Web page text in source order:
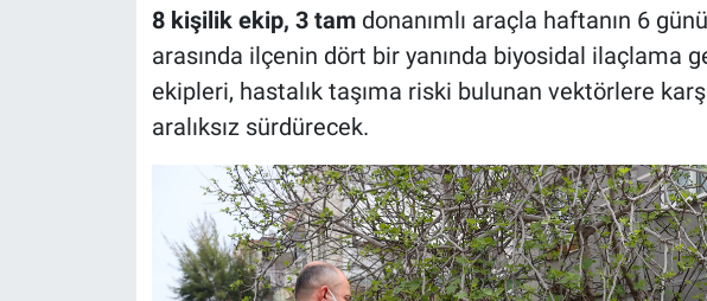
8 kişilik ekip, 3 tam donanımlı araçla haftanın 6
arasında ilçenin dört bir yanında biyosidal ilaçlama
ekipleri, hastalık taşıma riski bulunan vektörlere
aralıksız sürdürecek.